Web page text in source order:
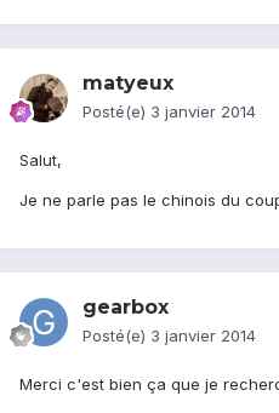
matyeux
Posté(e) 3 janvier 2014
Salut,
Je ne parle pas le chinois du
gearbox
Posté(e) 3 janvier 2014
Merci c'est bien ça que je